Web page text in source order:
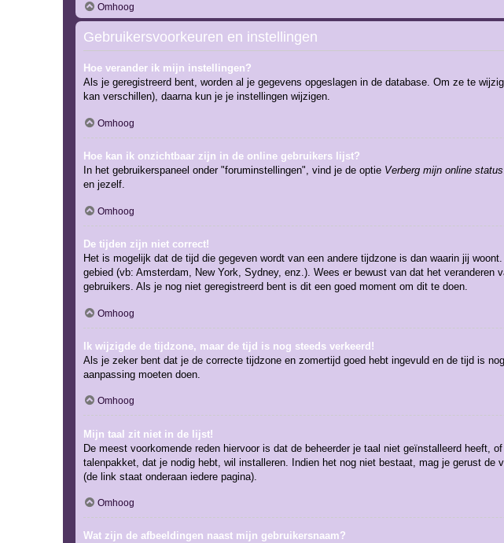
Omhoog
Gebruikersvoorkeuren en instellingen
Hoe verander ik mijn instellingen?
Als je geregistreerd bent, worden al je gegevens opgeslagen in de database. Om ze te
kan verschillen), daarna kun je je instellingen wijzigen.
Omhoog
Hoe kan ik onzichtbaar zijn in de online gebruikers lijst?
In het gebruikerspaneel onder "foruminstellingen", vind je de optie Verberg mijn online status
en jezelf.
Omhoog
De tijden zijn niet correct!
Het is mogelijk dat de tijd die gegeven wordt van een andere tijdzone is dan waarin jij
gebied (vb: Amsterdam, New York, Sydney, enz.). Wees er bewust van dat het
gebruikers. Als je nog niet geregistreerd bent is dit een goed moment om dit te doen.
Omhoog
Ik wijzigde de tijdzone, maar de tijd is nog steeds verkeerd!
Als je zeker bent dat je de correcte tijdzone en zomertijd goed hebt ingevuld en de tijd is
aanpassing moeten doen.
Omhoog
Mijn taal zit niet in de lijst!
De meest voorkomende reden hiervoor is dat de beheerder je taal niet geïnstalleerd heeft,
talenpakket, dat je nodig hebt, wil installeren. Indien het nog niet bestaat, mag je gerust
(de link staat onderaan iedere pagina).
Omhoog
Wat zijn de afbeeldingen naast mijn gebruikersnaam?